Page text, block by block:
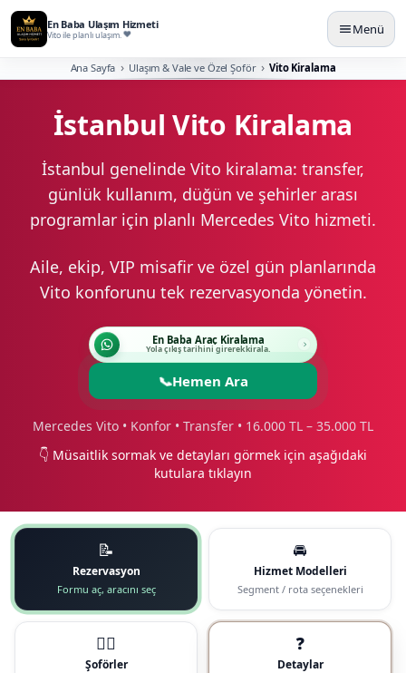
En Baba Ulaşım Hizmeti
Vito ile planlı ulaşım. Menü
Ana Sayfa Ulaşım & Vale ve Özel Şoför Vito Kiralama
İstanbul Vito Kiralama
İstanbul genelinde Vito kiralama: transfer,
günlük kullanım, düğün ve şehirler arası
programlar için planlı Mercedes Vito hizmeti.
Aile, ekip, VIP misafir ve özel gün planlarında
Vito konforunu tek rezervasyonda yönetin.
En Baba Araç Kiralama
Yola çıkış tarihini girerek kirala.
📞Hemen Ara
Mercedes Vito • Konfor • Transfer • 16.000 TL – 35.000 TL
👇 Müsaitlik sormak ve detayları görmek için aşağıdaki
kutulara tıklayın
📝
Rezervasyon
Formu aç, aracını seç
🚘
Hizmet Modelleri
Segment / rota seçenekleri
🧑‍✈️
Şoförler
❓
Detaylar